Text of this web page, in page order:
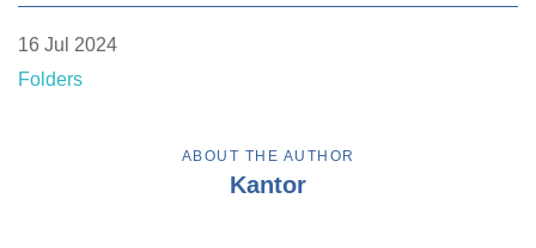
16 Jul 2024
Folders
ABOUT THE AUTHOR
Kantor